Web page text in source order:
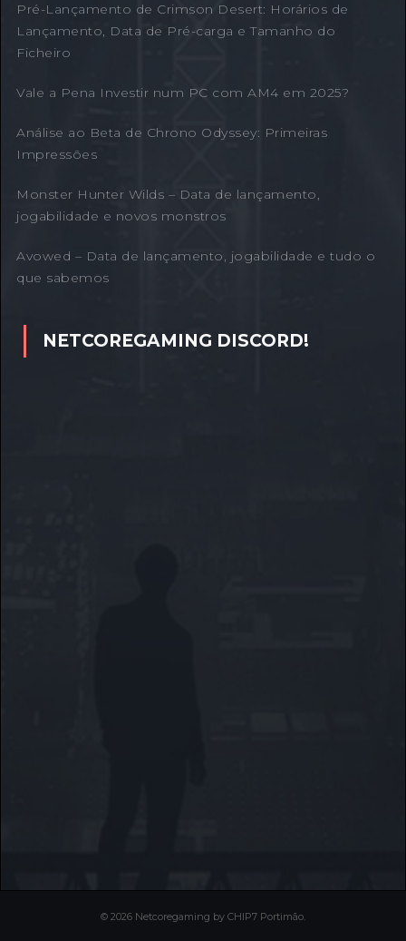
Pré-Lançamento de Crimson Desert: Horários de
Lançamento, Data de Pré-carga e Tamanho do
Ficheiro
Vale a Pena Investir num PC com AM4 em 2025?
Análise ao Beta de Chrono Odyssey: Primeiras
Impressões
Monster Hunter Wilds – Data de lançamento,
jogabilidade e novos monstros
Avowed – Data de lançamento, jogabilidade e tudo o
que sabemos
NETCOREGAMING DISCORD!
© 2026 Netcoregaming by CHIP7 Portimão.